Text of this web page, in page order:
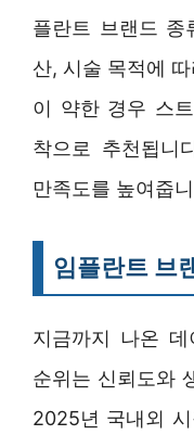
플란트 브랜드 종
산, 시술 목적에
이 약한 경우 스
착으로 추천됩니
만족도를 높여줍
임플란트 브
지금까지 나온
순위는 신뢰도와
2025년 국내외